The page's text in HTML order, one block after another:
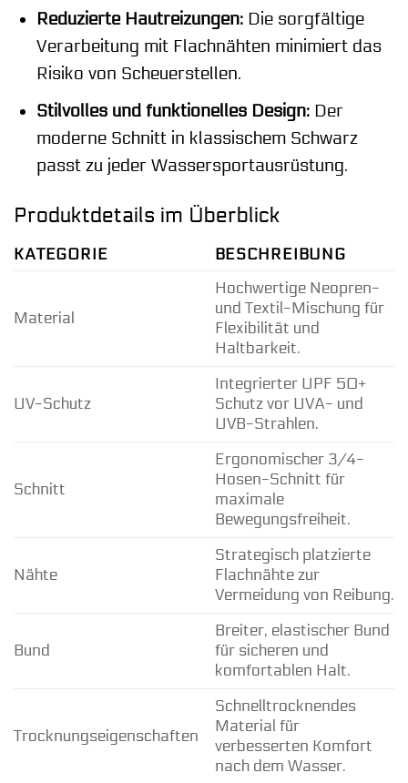
Reduzierte Hautreizungen:Die sorgfältige
Verarbeitung mit Flachnähten minimiert das
Risiko von Scheuerstellen.
Stilvolles und funktionelles Design:Der
moderne Schnitt in klassischem Schwarz
passt zu jeder Wassersportausrüstung.
Produktdetails im Überblick
KATEGORIE BESCHREIBUNG
Material
Hochwertige Neopren-
und Textil-Mischung für
Flexibilität und
Haltbarkeit.
UV-Schutz
Integrierter UPF 50+
Schutz vor UVA- und
UVB-Strahlen.
Schnitt
Ergonomischer 3/4-
Hosen-Schnitt für
maximale
Bewegungsfreiheit.
Nähte
Strategisch platzierte
Flachnähte zur
Vermeidung von Reibung.
Bund
Breiter, elastischer Bund
für sicheren und
komfortablen Halt.
Trocknungseigenschaften
Schnelltrocknendes
Material für
verbesserten Komfort
nach dem Wasser.